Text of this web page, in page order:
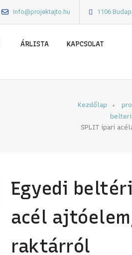
info@projektajto.hu 1106
ÁRLISTA KAPCSOLAT
Kezdőlap
SPLIT ipari
Egyedi
acél
raktárról